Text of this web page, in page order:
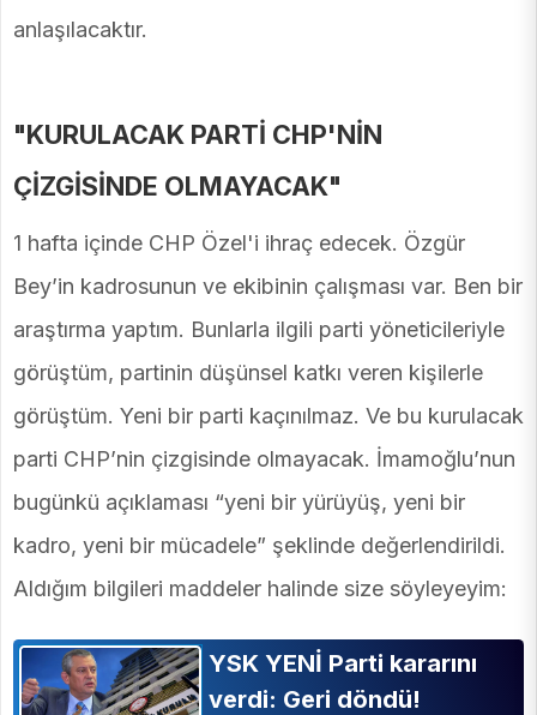
anlaşılacaktır.
"KURULACAK PARTİ CHP'NİN
ÇİZGİSİNDE OLMAYACAK"
1 hafta içinde CHP Özel'i ihraç edecek. Özgür
Bey’in kadrosunun ve ekibinin çalışması var. Ben bir
araştırma yaptım. Bunlarla ilgili parti yöneticileriyle
görüştüm, partinin düşünsel katkı veren kişilerle
görüştüm. Yeni bir parti kaçınılmaz. Ve bu kurulacak
parti CHP’nin çizgisinde olmayacak. İmamoğlu’nun
bugünkü açıklaması “yeni bir yürüyüş, yeni bir
kadro, yeni bir mücadele” şeklinde değerlendirildi.
Aldığım bilgileri maddeler halinde size söyleyeyim:
YSK YENİ Parti kararını
verdi: Geri döndü!